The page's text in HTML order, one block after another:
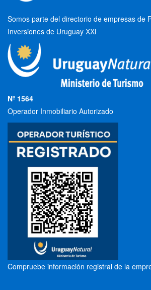
Somos parte del directorio de empresas de
Inversiones de Uruguay XXl
Nº 1564
Operador Inmobiliario Autorizado
Compruebe información registral de la